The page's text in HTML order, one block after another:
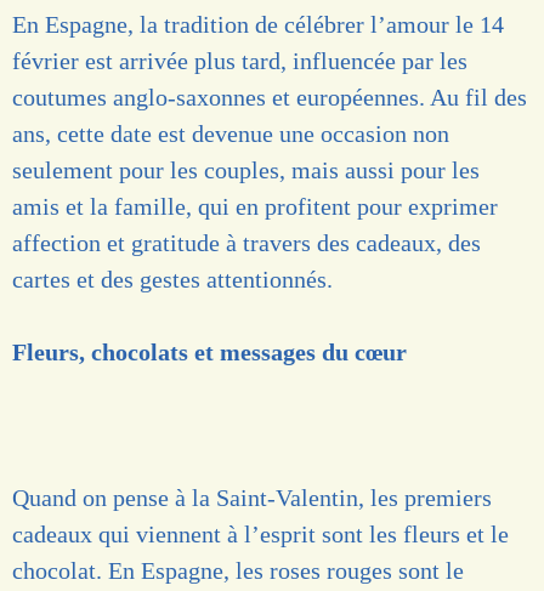
En Espagne, la tradition de célébrer l’amour le 14
février est arrivée plus tard, influencée par les
coutumes anglo-saxonnes et européennes. Au fil des
ans, cette date est devenue une occasion non
seulement pour les couples, mais aussi pour les
amis et la famille, qui en profitent pour exprimer
affection et gratitude à travers des cadeaux, des
cartes et des gestes attentionnés.
Fleurs, chocolats et messages du cœur
Quand on pense à la Saint-Valentin, les premiers
cadeaux qui viennent à l’esprit sont les fleurs et le
chocolat. En Espagne, les roses rouges sont le